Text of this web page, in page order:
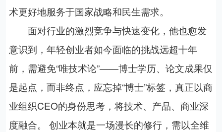
术更好地服务于国家战略和民生需求。
面对行业的激烈竞争与快速变化，他也愈发
意识到，年轻创业者如今面临的挑战远超十年
前，需避免“唯技术论”——博士学历、论文成果仅
是起点，而非终点，应忘掉“博士”标签，真正以商
业组织CEO的身份思考，将技术、产品、商业深
度融合。
创业本就是一场漫长的修行，需以全维